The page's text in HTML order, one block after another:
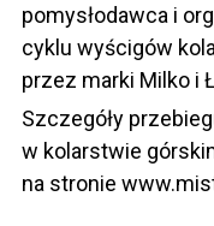
pomysłodawca i
cyklu wyścigów
przez marki Milko i
Szczegóły
w kolarstwie
na stronie